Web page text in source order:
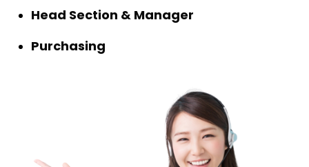
Head Section & Manager
Purchasing